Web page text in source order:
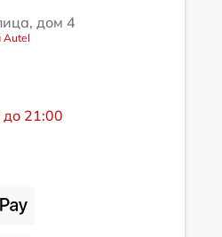
дом 4
Autel
21:00